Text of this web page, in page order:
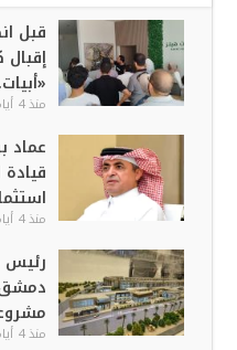
قبل
منذ 4 أيام
عماد
قيادة
منذ 4 أيام
منذ 4 أيام